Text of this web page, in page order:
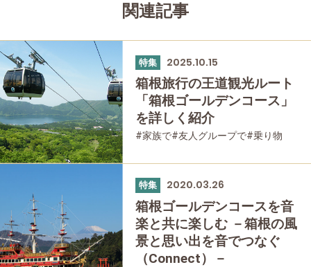
関連記事
特集 2025.10.15
箱根旅行の王道観光ルート
「箱根ゴールデンコース」
を詳しく紹介
#家族で#友人グループで#乗り物
特集 2020.03.26
箱根ゴールデンコースを音
楽と共に楽しむ －箱根の風
景と思い出を音でつなぐ
（Connect）－